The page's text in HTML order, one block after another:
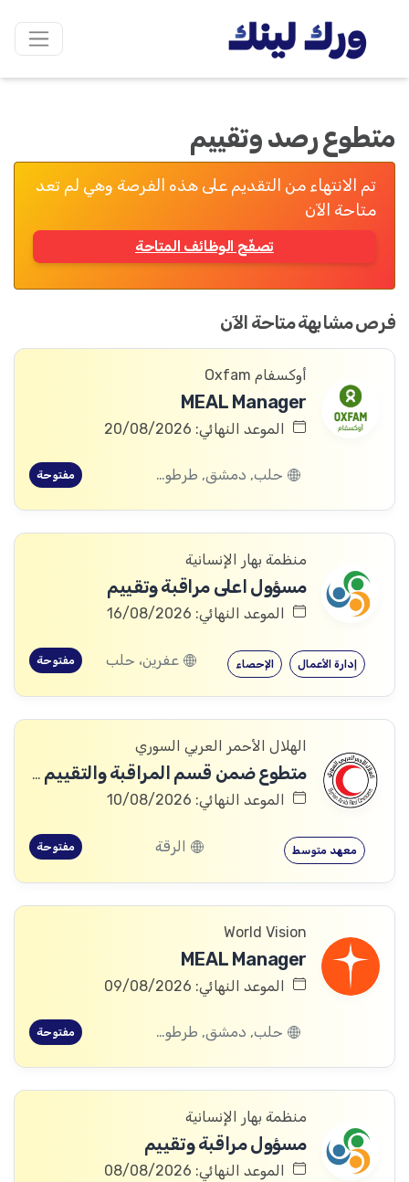
متطوع رصد وتقييم
تم الانتهاء من التقديم على هذه الفرصة وهي لم تعد
متاحة الآن
تصفّح الوظائف المتاحة
فرص مشابهة متاحة الآن
أوكسفام Oxfam
MEAL Manager
الموعد النهائي: 20/08/2026
حلب, دمشق, طرطوس, ريف دمشق, ديرالزور, درعا, السويداء, إدلب, القنيطرة, اللاذقية, الرقة, حمص, الحسكة, حماة مفتوحة
منظمة بهار الإنسانية
مسؤول اعلى مراقبة وتقييم
الموعد النهائي: 16/08/2026
الإحصاء إدارة الأعمال عفرين، حلب مفتوحة
الهلال الأحمر العربي السوري
متطوع ضمن قسم المراقبة والتقييم والتعلم (MEAL)
الموعد النهائي: 10/08/2026
معهد متوسط الرقة مفتوحة
World Vision
MEAL Manager
الموعد النهائي: 09/08/2026
حلب, دمشق, طرطوس, ريف دمشق, ديرالزور, درعا, السويداء, إدلب, القنيطرة, اللاذقية, الرقة, حمص, الحسكة, حماة مفتوحة
منظمة بهار الإنسانية
مسؤول مراقبة وتقييم
الموعد النهائي: 08/08/2026